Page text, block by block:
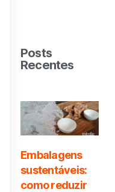
Posts
Recentes
Embalagens
sustentáveis:
como reduzir